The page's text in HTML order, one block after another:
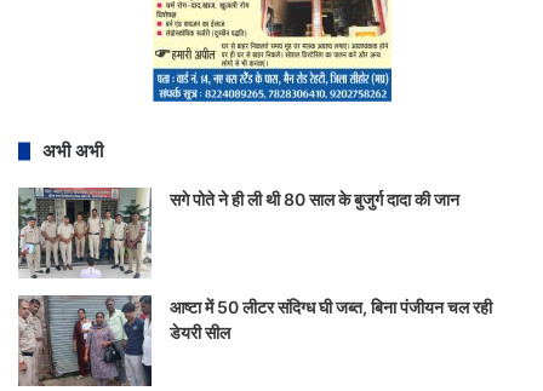
अभी अभी
सगे पोते ने ही ली थी 80 साल के बुजुर्ग दादा की जान
आष्टा में 50 लीटर संदिग्ध घी जब्त, बिना पंजीयन चल रही
डेयरी सील